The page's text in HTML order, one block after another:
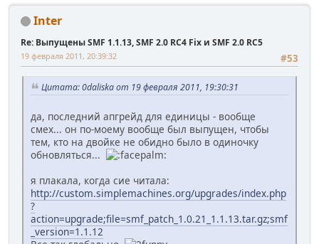
Inter
Re: Выпущены SMF 1.1.13, SMF 2.0 RC4 Fix и SMF 2.0 RC5
#53
19 февраля 2011, 20:39:32
Цитата: 0daliska от 19 февраля 2011, 19:30:31
да, последний апгрейд для единицы - вообще
смех... он по-моему вообще был выпущен, чтобы
тем, кто на двойке не обидно было в одиночку
обновляться...
я плакала, когда сие читала:
http://custom.simplemachines.org/upgrades/index.php
?
action=upgrade;file=smf_patch_1.0.21_1.1.13.tar.gz;smf
_version=1.1.12